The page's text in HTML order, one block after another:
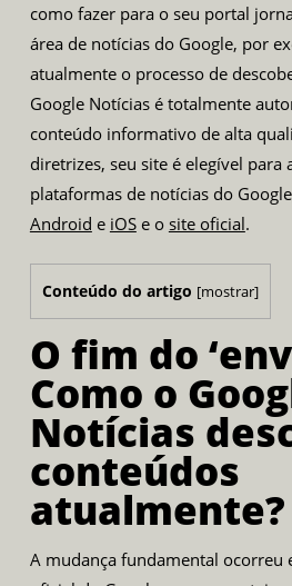
como fazer para o seu portal
área de notícias do Google, por
atualmente o processo de
Google Notícias é totalmente
conteúdo informativo de alta
diretrizes, seu site é elegível para
plataformas de notícias do
Android e iOSe o site oficial.
Conteúdo do artigo [mostrar]
O fim do
Como o
Notícias
conteúdos
atualmente?
A mudança fundamental ocorreu